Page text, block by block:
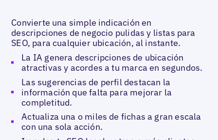
Convierte una simple indicación en
descripciones de negocio pulidas y listas para
SEO, para cualquier ubicación, al instante.
La IA genera descripciones de ubicación
atractivas y acordes a tu marca en segundos.
Las sugerencias de perfil destacan la
información que falta para mejorar la
completitud.
Actualiza una o miles de fichas a gran escala
con una sola acción.